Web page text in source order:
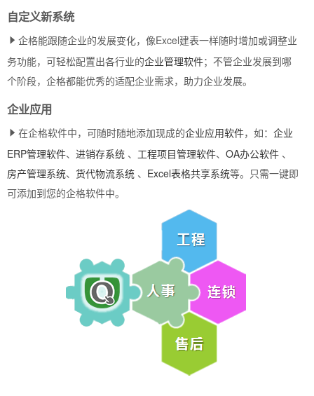
自定义新系统
企格能跟随企业的发展变化，像Excel建表一样随时增加或调整业
务功能，可轻松配置出各行业的企业管理软件；不管企业发展到哪
个阶段，企格都能优秀的适配企业需求，助力企业发展。
企业应用
在企格软件中，可随时随地添加现成的企业应用软件，如： 企业
ERP管理软件、 进销存系统 、 工程项目管理软件、 OA办公软件 、
房产管理系统、 货代物流系统 、 Excel表格共享系统等。只需一键即
可添加到您的企格软件中。